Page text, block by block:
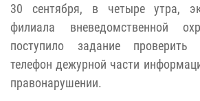
30 сентября, в четыре утра,
филиала вневедомственной
поступило задание
телефон дежурной части
правонарушении.